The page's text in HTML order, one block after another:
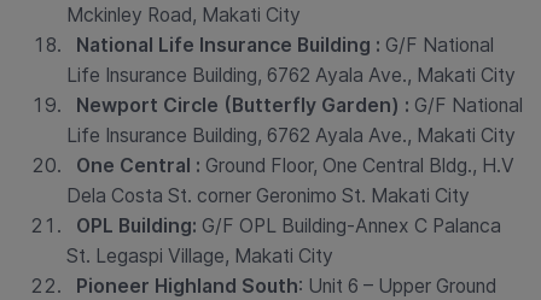
Mckinley Road, Makati City
National Life Insurance Building : G/F National
Life Insurance Building, 6762 Ayala Ave., Makati City
Newport Circle (Butterfly Garden) : G/F National
Life Insurance Building, 6762 Ayala Ave., Makati City
One Central : Ground Floor, One Central Bldg., H.V
Dela Costa St. corner Geronimo St. Makati City
OPL Building: G/F OPL Building-Annex C Palanca
St. Legaspi Village, Makati City
Pioneer Highland South: Unit 6 – Upper Ground